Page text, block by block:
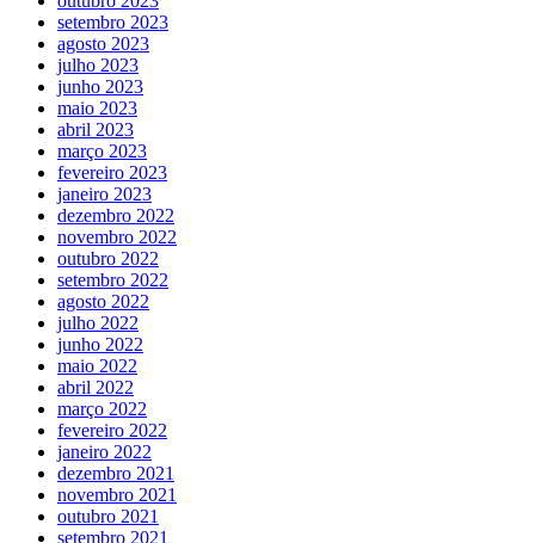
setembro 2023
agosto 2023
julho 2023
junho 2023
maio 2023
abril 2023
março 2023
fevereiro 2023
janeiro 2023
dezembro 2022
novembro 2022
outubro 2022
setembro 2022
agosto 2022
julho 2022
junho 2022
maio 2022
abril 2022
março 2022
fevereiro 2022
janeiro 2022
dezembro 2021
novembro 2021
outubro 2021
setembro 2021